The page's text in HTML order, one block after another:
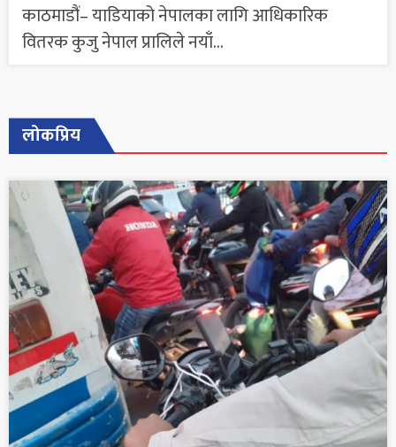
काठमाडौं– याडियाको नेपालका लागि आधिकारिक
वितरक कुजु नेपाल प्रालिले नयाँ...
लोकप्रिय